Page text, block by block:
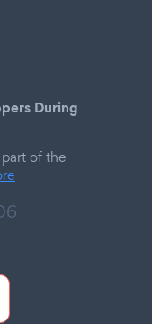
During
of the